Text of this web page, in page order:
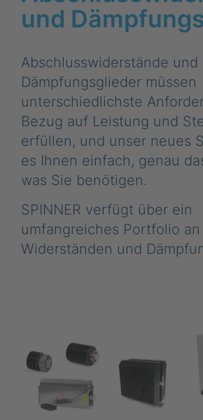
und
Abschlusswiderstände und
Dämpfungsglieder müssen
unterschiedlichste
Bezug auf Leistung und
erfüllen, und unser neues
es Ihnen einfach, genau
was Sie benötigen.
SPINNER verfügt über ein
umfangreiches Portfolio an
Widerständen und